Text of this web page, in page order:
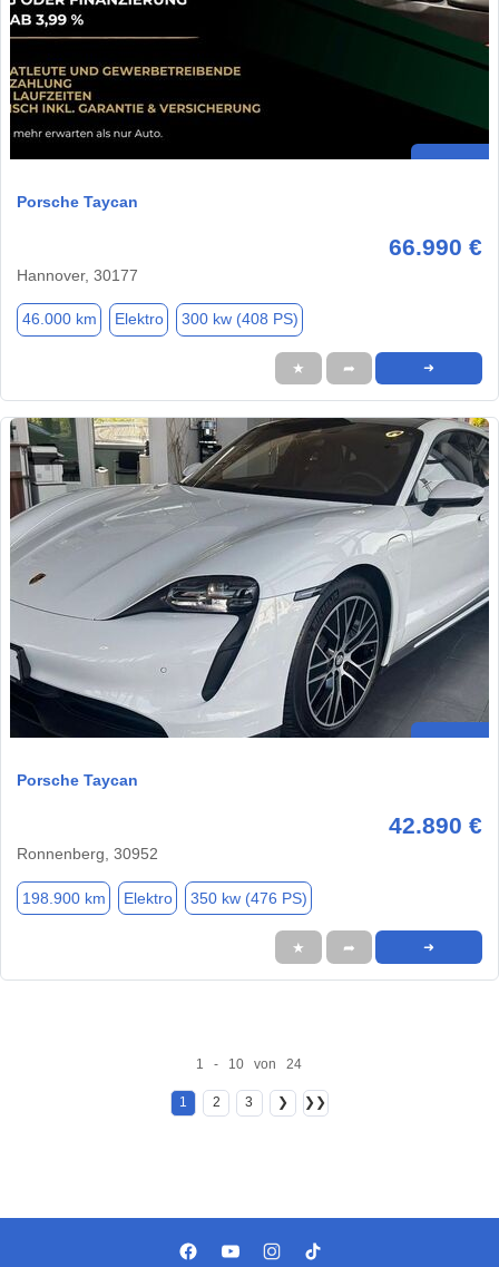
Porsche Taycan
66.990 €
Hannover, 30177
46.000 km Elektro 300 kw (408 PS)
★ ➦ ➜
Porsche Taycan
42.890 €
Ronnenberg, 30952
198.900 km Elektro 350 kw (476 PS)
★ ➦ ➜
1 - 10 von 24
1 2 3 ❯ ❯❯